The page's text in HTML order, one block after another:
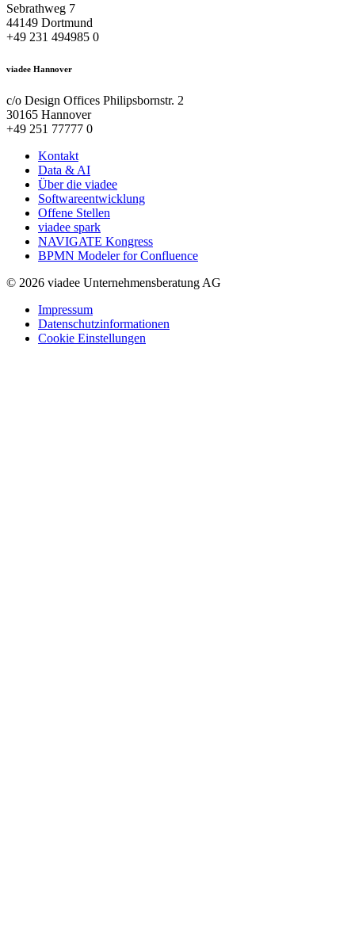
Sebrathweg 7
44149 Dortmund
+49 231 494985 0
viadee Hannover
c/o Design Offices Philipsbornstr. 2
30165 Hannover
+49 251 77777 0
Kontakt
Data & AI
Über die viadee
Softwareentwicklung
Offene Stellen
viadee spark
NAVIGATE Kongress
BPMN Modeler for Confluence
© 2026 viadee Unternehmensberatung AG
Impressum
Datenschutzinformationen
Cookie Einstellungen